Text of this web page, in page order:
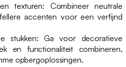
texturen: Combineer neutrale
accenten voor een verfijnd
stukken: Ga voor decoratieve
en functionaliteit combineren,
opbergoplossingen.